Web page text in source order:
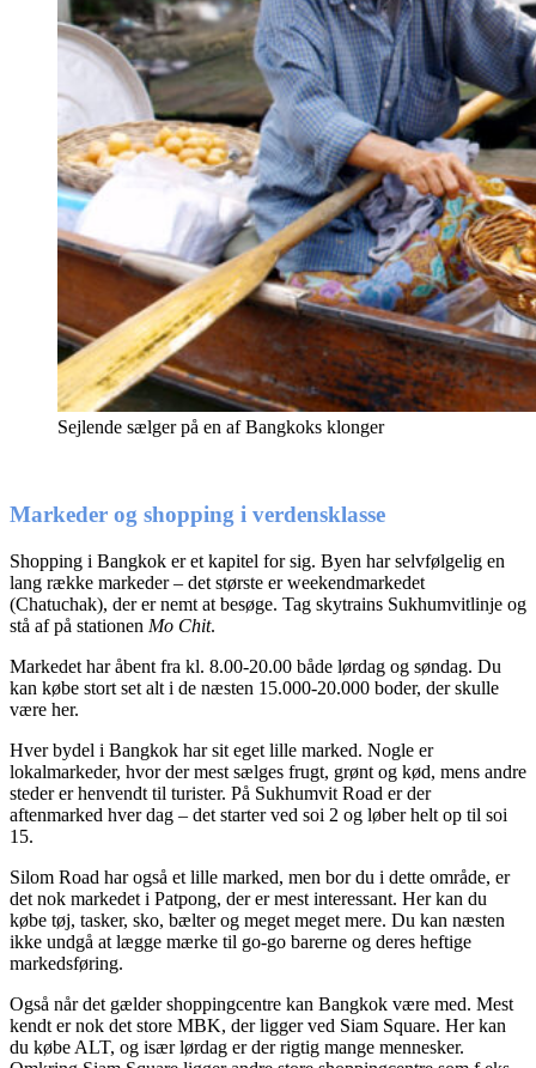
Sejlende sælger på en af Bangkoks klonger
Markeder og shopping i verdensklasse
Shopping i Bangkok er et kapitel for sig. Byen har selvfølgelig en
lang række markeder – det største er weekendmarkedet
(Chatuchak), der er nemt at besøge. Tag skytrains Sukhumvitlinje og
stå af på stationen Mo Chit.
Markedet har åbent fra kl. 8.00-20.00 både lørdag og søndag. Du
kan købe stort set alt i de næsten 15.000-20.000 boder, der skulle
være her.
Hver bydel i Bangkok har sit eget lille marked. Nogle er
lokalmarkeder, hvor der mest sælges frugt, grønt og kød, mens andre
steder er henvendt til turister. På Sukhumvit Road er der
aftenmarked hver dag – det starter ved soi 2 og løber helt op til soi
15.
Silom Road har også et lille marked, men bor du i dette område, er
det nok markedet i Patpong, der er mest interessant. Her kan du
købe tøj, tasker, sko, bælter og meget meget mere. Du kan næsten
ikke undgå at lægge mærke til go-go barerne og deres heftige
markedsføring.
Også når det gælder shoppingcentre kan Bangkok være med. Mest
kendt er nok det store MBK, der ligger ved Siam Square. Her kan
du købe ALT, og især lørdag er der rigtig mange mennesker.